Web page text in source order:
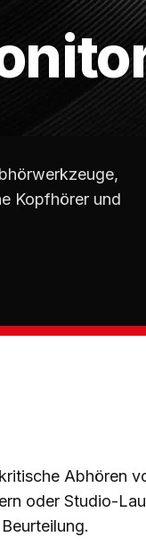
Kopfhörer und
Abhören
oder Studio-